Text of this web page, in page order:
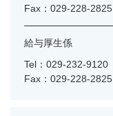
Fax：029-228-2825
給与厚生係
Tel：029-232-9120
Fax：029-228-2825